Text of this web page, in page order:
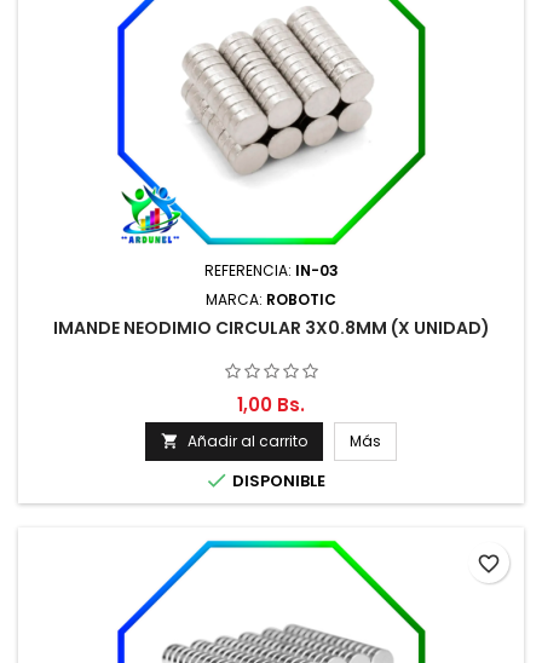
REFERENCIA: IN-03
MARCA: ROBOTIC
IMANDE NEODIMIO CIRCULAR 3X0.8MM (X UNIDAD)
1,00 Bs.
 Añadir al carrito Más
 DISPONIBLE
favorite_border